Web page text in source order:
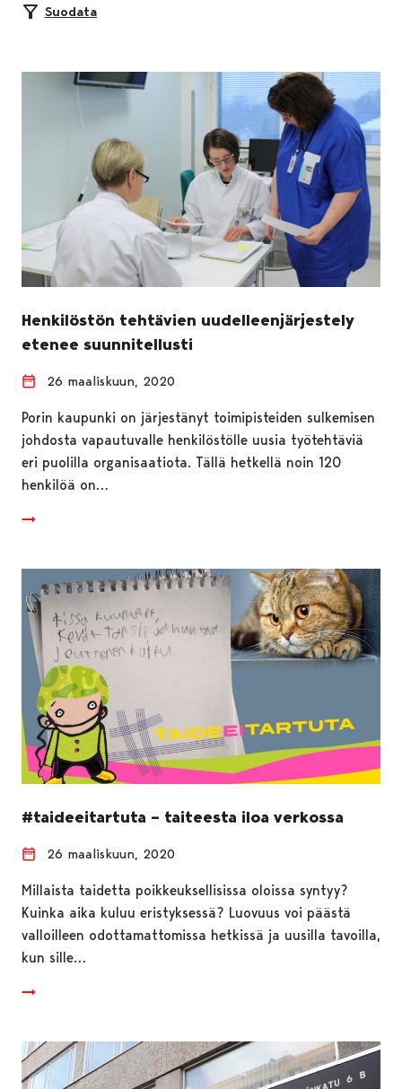
Suodata
Henkilöstön tehtävien uudelleenjärjestely
etenee suunnitellusti
26 maaliskuun, 2020
Porin kaupunki on järjestänyt toimipisteiden sulkemisen
johdosta vapautuvalle henkilöstölle uusia työtehtäviä
eri puolilla organisaatiota. Tällä hetkellä noin 120
henkilöä on…
#taideeitartuta – taiteesta iloa verkossa
26 maaliskuun, 2020
Millaista taidetta poikkeuksellisissa oloissa syntyy?
Kuinka aika kuluu eristyksessä? Luovuus voi päästä
valloilleen odottamattomissa hetkissä ja uusilla tavoilla,
kun sille…